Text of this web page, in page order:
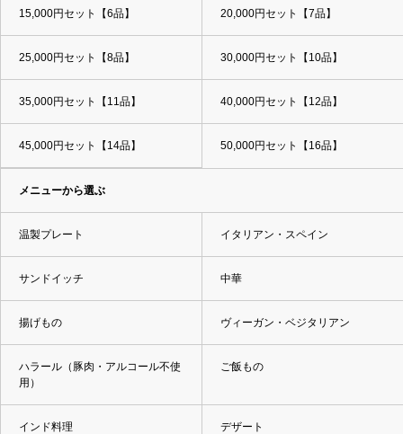
15,000円セット【6品】 20,000円セット【7品】
25,000円セット【8品】 30,000円セット【10品】
35,000円セット【11品】 40,000円セット【12品】
45,000円セット【14品】 50,000円セット【16品】
メニューから選ぶ
温製プレート イタリアン・スペイン
サンドイッチ 中華
揚げもの ヴィーガン・ベジタリアン
ハラール（豚肉・アルコール不使
用）
ご飯もの
インド料理 デザート